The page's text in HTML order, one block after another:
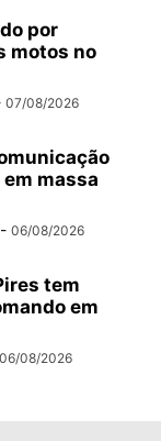
por
motos no
07/08/2026
massa
- 06/08/2026
tem
em
06/08/2026